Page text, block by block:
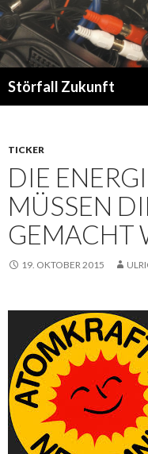
Störfall Zukunft
TICKER
DIE
MÜSSEN
GEMACHT
19. OKTOBER 2015